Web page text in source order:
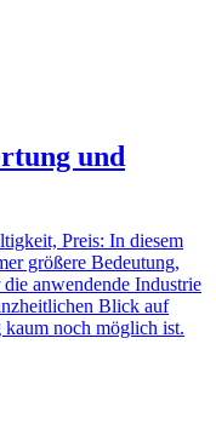
und
Preis: In diesem
größere Bedeutung,
anwendende Industrie
Blick auf
noch möglich ist.